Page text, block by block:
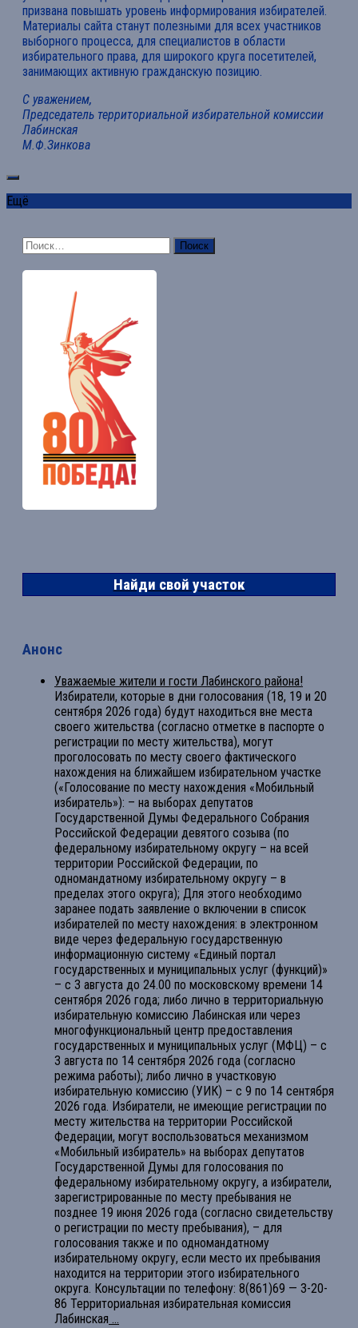
призвана повышать уровень информирования избирателей.
Материалы сайта станут полезными для всех участников
выборного процесса, для специалистов в области
избирательного права, для широкого круга посетителей,
занимающих активную гражданскую позицию.
С уважением,
Председатель территориальной избирательной комиссии
Лабинская
М.Ф.Зинкова
Ещё
Найти:
Найди свой участок
Анонс
Уважаемые жители и гости Лабинского района!
Избиратели, которые в дни голосования (18, 19 и 20
сентября 2026 года) будут находиться вне места
своего жительства (согласно отметке в паспорте о
регистрации по месту жительства), могут
проголосовать по месту своего фактического
нахождения на ближайшем избирательном участке
(«Голосование по месту нахождения «Мобильный
избиратель»): – на выборах депутатов
Государственной Думы Федерального Собрания
Российской Федерации девятого созыва (по
федеральному избирательному округу – на всей
территории Российской Федерации, по
одномандатному избирательному округу – в
пределах этого округа); Для этого необходимо
заранее подать заявление о включении в список
избирателей по месту нахождения: в электронном
виде через федеральную государственную
информационную систему «Единый портал
государственных и муниципальных услуг (функций)»
– с 3 августа до 24.00 по московскому времени 14
сентября 2026 года; либо лично в территориальную
избирательную комиссию Лабинская или через
многофункциональный центр предоставления
государственных и муниципальных услуг (МФЦ) – с
3 августа по 14 сентября 2026 года (согласно
режима работы); либо лично в участковую
избирательную комиссию (УИК) – с 9 по 14 сентября
2026 года. Избиратели, не имеющие регистрации по
месту жительства на территории Российской
Федерации, могут воспользоваться механизмом
«Мобильный избиратель» на выборах депутатов
Государственной Думы для голосования по
федеральному избирательному округу, а избиратели,
зарегистрированные по месту пребывания не
позднее 19 июня 2026 года (согласно свидетельству
о регистрации по месту пребывания), – для
голосования также и по одномандатному
избирательному округу, если место их пребывания
находится на территории этого избирательного
округа. Консультации по телефону: 8(861)69 — 3-20-
86 Территориальная избирательная комиссия
Лабинская ...